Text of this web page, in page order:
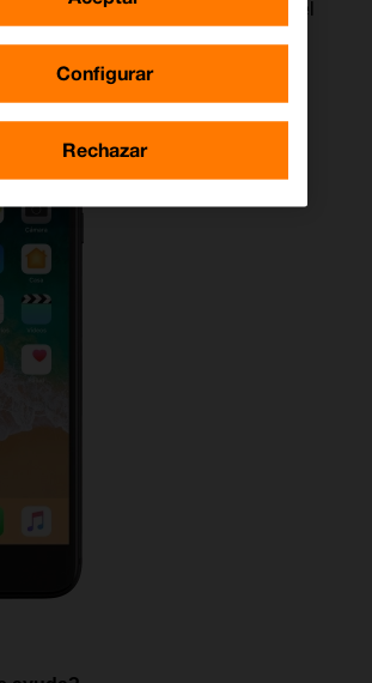
tiene que estar habilitada en el
la itinerancia en tu contrato
Configurar
Rechazar